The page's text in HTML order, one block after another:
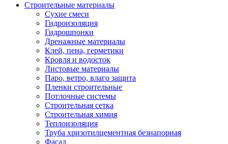
Строительные материалы
Сухие смеси
Гидроизоляция
Гидрошпонки
Дренажные материалы
Клей, пена, герметики
Кровля и водосток
Листовые материалы
Паро, ветро, влаго защита
Пленки строительные
Потлочные системы
Строительная сетка
Строительная химия
Теплоизоляция
Труба хризотилцементная безнапорная
Фасад